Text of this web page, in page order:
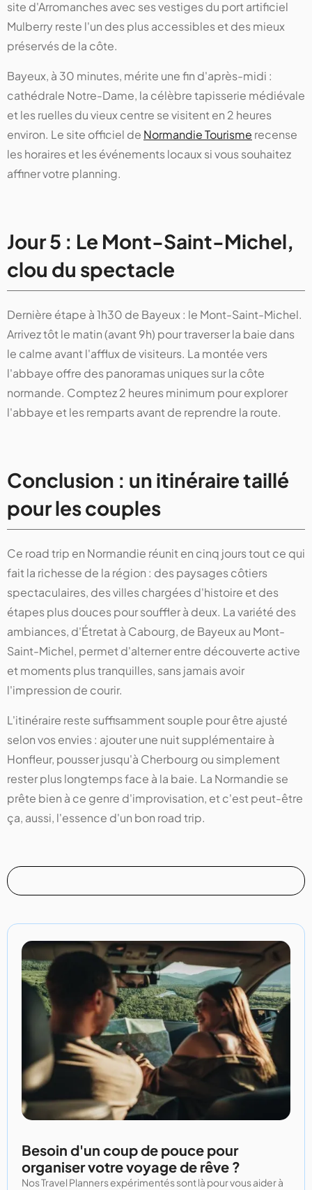
site d'Arromanches avec ses vestiges du port artificiel
Mulberry reste l'un des plus accessibles et des mieux
préservés de la côte.
Bayeux, à 30 minutes, mérite une fin d'après-midi :
cathédrale Notre-Dame, la célèbre tapisserie médiévale
et les ruelles du vieux centre se visitent en 2 heures
environ. Le site officiel de Normandie Tourisme recense
les horaires et les événements locaux si vous souhaitez
affiner votre planning.
Jour 5 : Le Mont-Saint-Michel,
clou du spectacle
Dernière étape à 1h30 de Bayeux : le Mont-Saint-Michel.
Arrivez tôt le matin (avant 9h) pour traverser la baie dans
le calme avant l'afflux de visiteurs. La montée vers
l'abbaye offre des panoramas uniques sur la côte
normande. Comptez 2 heures minimum pour explorer
l'abbaye et les remparts avant de reprendre la route.
Conclusion : un itinéraire taillé
pour les couples
Ce road trip en Normandie réunit en cinq jours tout ce qui
fait la richesse de la région : des paysages côtiers
spectaculaires, des villes chargées d'histoire et des
étapes plus douces pour souffler à deux. La variété des
ambiances, d'Étretat à Cabourg, de Bayeux au Mont-
Saint-Michel, permet d'alterner entre découverte active
et moments plus tranquilles, sans jamais avoir
l'impression de courir.
L'itinéraire reste suffisamment souple pour être ajusté
selon vos envies : ajouter une nuit supplémentaire à
Honfleur, pousser jusqu'à Cherbourg ou simplement
rester plus longtemps face à la baie. La Normandie se
prête bien à ce genre d'improvisation, et c'est peut-être
ça, aussi, l'essence d'un bon road trip.
Besoin d'un coup de pouce pour
organiser votre voyage de rêve ?
Nos Travel Planners expérimentés sont là pour vous aider à